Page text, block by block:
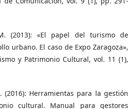
(2013): «El papel del turismo de
urbano. El caso de Expo Zaragoza»,
y Patrimonio Cultural, vol. 11 (1),
(2016): Herramientas para la gestión
cultural. Manual para gestores